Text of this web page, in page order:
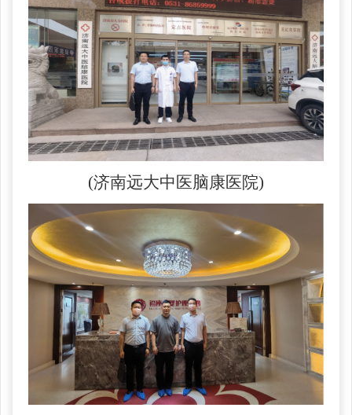
(济南远大中医脑康医院)